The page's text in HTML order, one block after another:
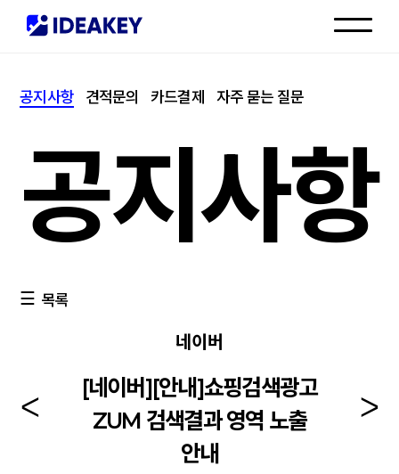
고객센터
공지사항 견적문의 카드결제 자주 묻는 질문
공지사항
목록
네이버
[네이버][안내]쇼핑검색광고
ZUM 검색결과 영역 노출
안내